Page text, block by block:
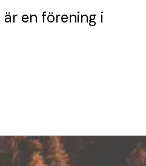
är en förening i